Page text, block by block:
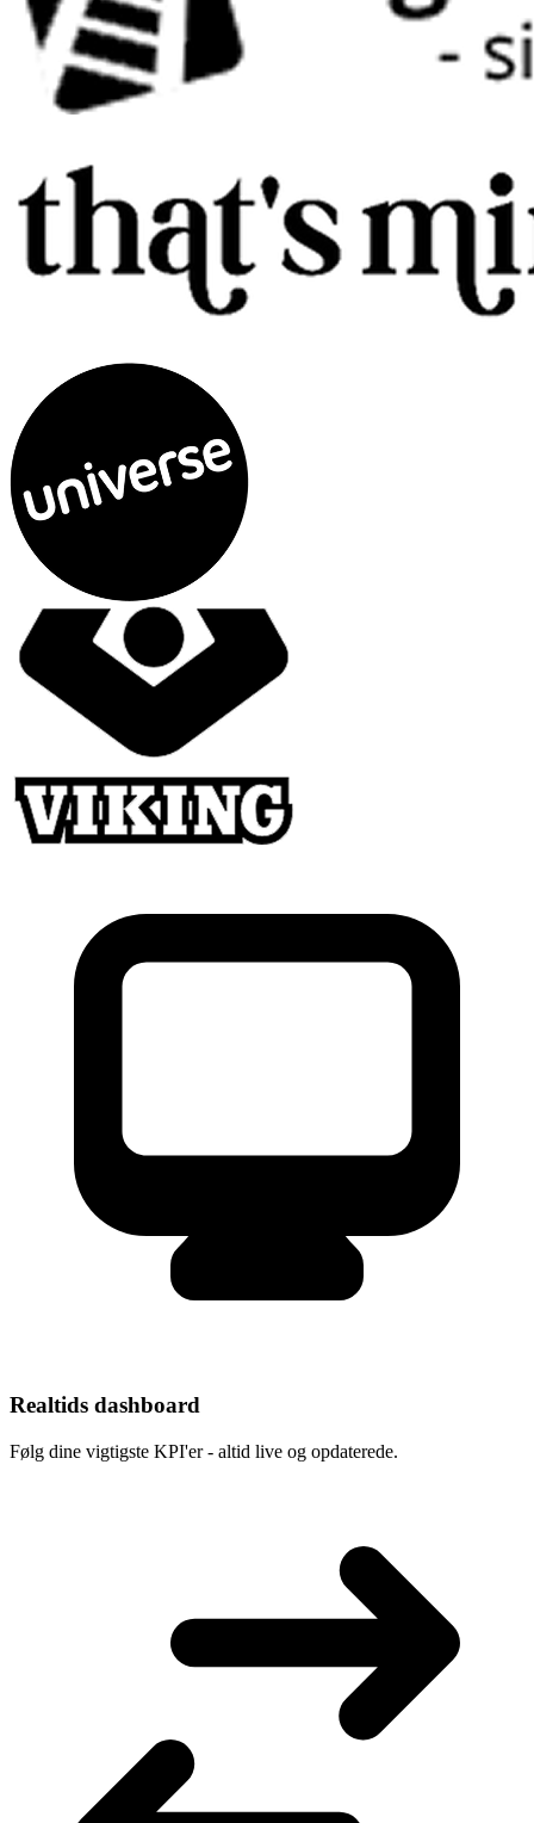
Realtids dashboard
Følg dine vigtigste KPI'er - altid live og opdaterede.